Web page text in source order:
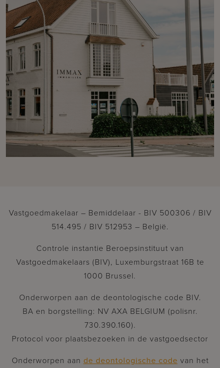
Vastgoedmakelaar – Bemiddelaar - BIV 500306 / BIV
514.495 / BIV 512953 – België.
Controle instantie Beroepsinstituut van
Vastgoedmakelaars (BIV), Luxemburgstraat 16B te
1000 Brussel.
Onderworpen aan de deontologische code BIV.
BA en borgstelling: NV AXA BELGIUM (polisnr.
730.390.160).
Protocol voor plaatsbezoeken in de vastgoedsector
Onderworpen aan de deontologische code van het